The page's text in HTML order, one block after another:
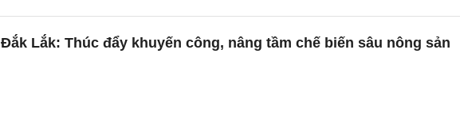
Đắk Lắk: Thúc đẩy khuyến công, nâng tầm chế biến sâu nông sản